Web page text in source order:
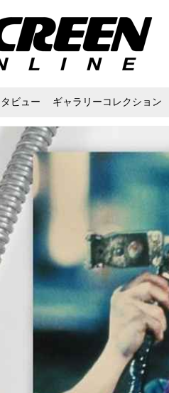
ビュー ギャラリーコレクション